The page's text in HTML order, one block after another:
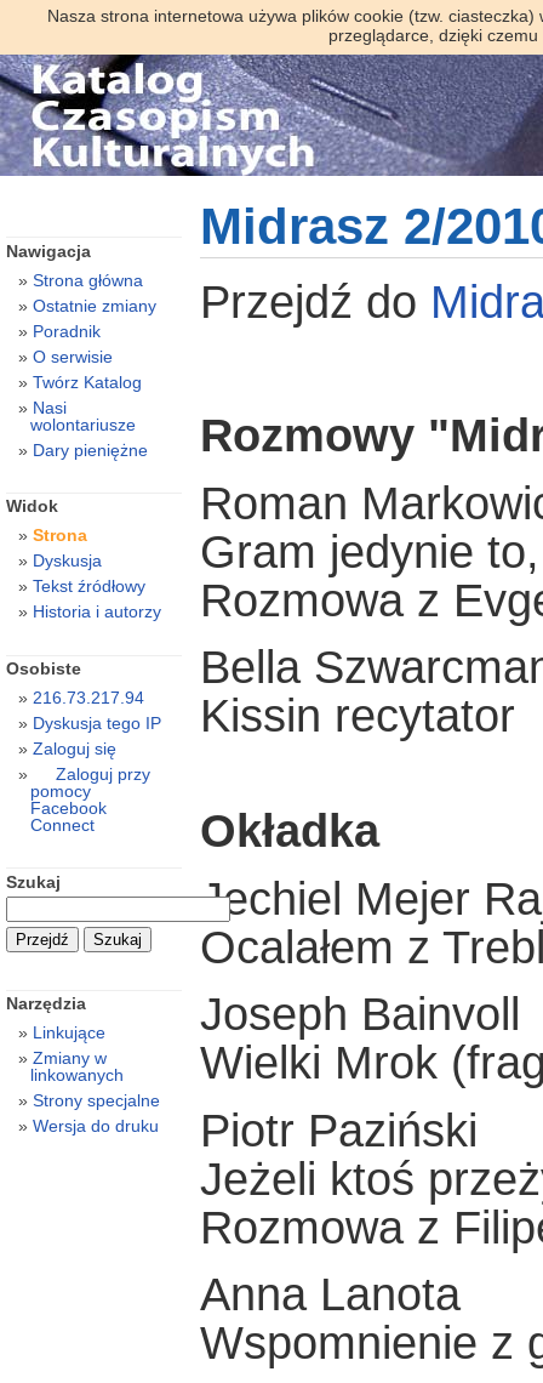
Nasza strona internetowa używa plików cookie (tzw.
przeglądarce, dzięki
Midrasz 2/
Przejdź do
Rozmowy
Roman
Gram jedynie
Rozmowa z
Bella
Kissin recytator
Okładka
Jechiel Mejer
Ocalałem z
Joseph Bainvoll
Wielki Mrok
Piotr Paziński
Jeżeli ktoś
Rozmowa z
Anna Lanota
Wspomnienie z
Nawigacja
Strona główna
Ostatnie zmiany
Poradnik
O serwisie
Twórz Katalog
Nasi
wolontariusze
Dary pieniężne
Widok
Strona
Dyskusja
Tekst źródłowy
Historia i autorzy
Osobiste
216.73.217.94
Dyskusja tego IP
Zaloguj się
Zaloguj przy
pomocy
Facebook
Connect
Szukaj
Narzędzia
Linkujące
Zmiany w
linkowanych
Strony specjalne
Wersja do druku